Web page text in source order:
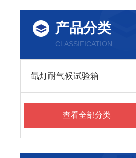
产品分类
CLASSIFICATION
氙灯耐气候试验箱
查看全部分类